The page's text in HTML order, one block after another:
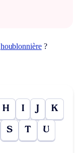
houblonnière?
H I J K
S T U